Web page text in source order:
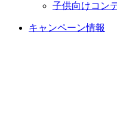
子供向けコン
キャンペーン情報